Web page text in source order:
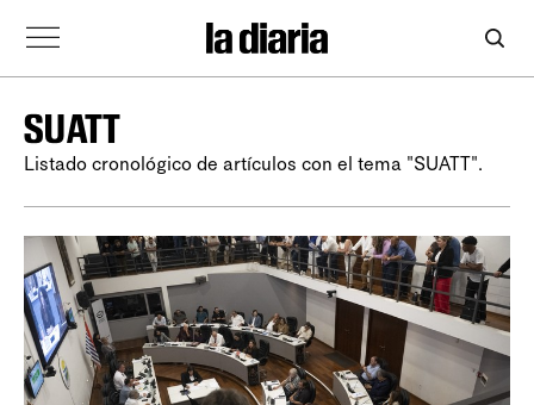
SUATT
Listado cronológico de artículos con el tema "SUATT".